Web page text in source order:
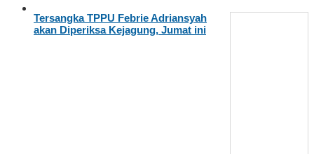
Tersangka TPPU Febrie Adriansyah
akan Diperiksa Kejagung, Jumat ini